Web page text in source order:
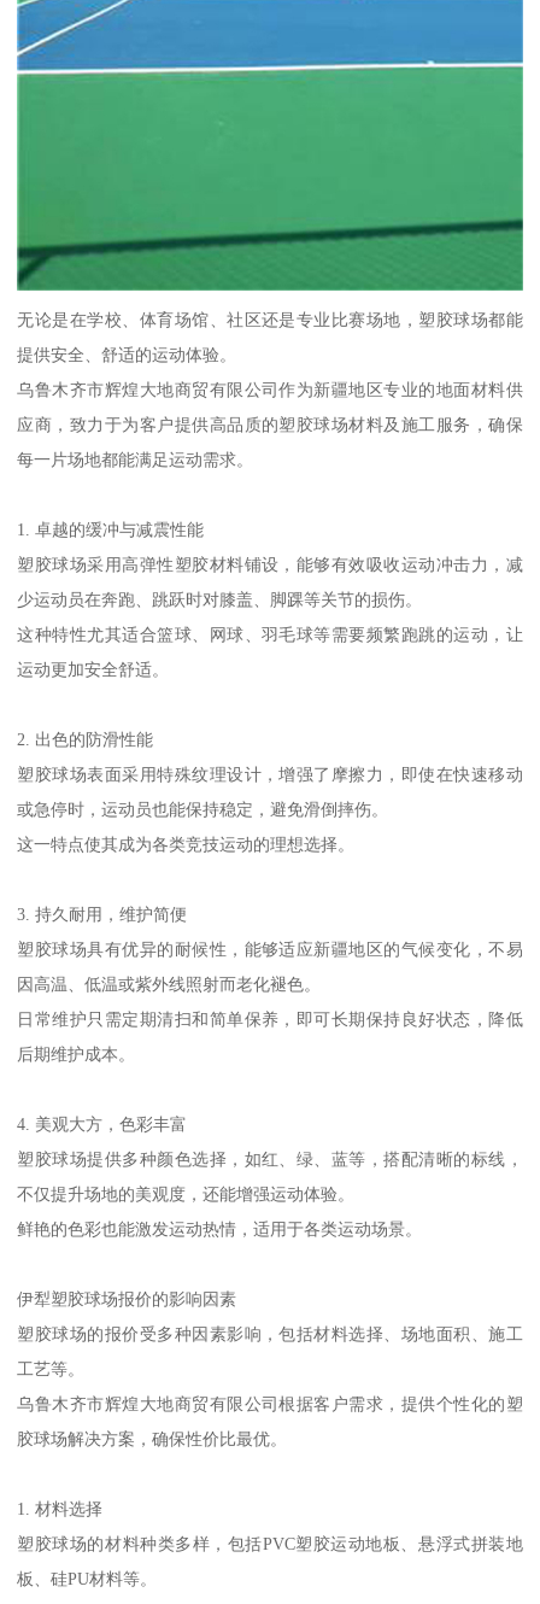
无论是在学校、体育场馆、社区还是专业比赛场地，塑胶球场都能
提供安全、舒适的运动体验。
乌鲁木齐市辉煌大地商贸有限公司作为新疆地区专业的地面材料供
应商，致力于为客户提供高品质的塑胶球场材料及施工服务，确保
每一片场地都能满足运动需求。
1. 卓越的缓冲与减震性能
塑胶球场采用高弹性塑胶材料铺设，能够有效吸收运动冲击力，减
少运动员在奔跑、跳跃时对膝盖、脚踝等关节的损伤。
这种特性尤其适合篮球、网球、羽毛球等需要频繁跑跳的运动，让
运动更加安全舒适。
2. 出色的防滑性能
塑胶球场表面采用特殊纹理设计，增强了摩擦力，即使在快速移动
或急停时，运动员也能保持稳定，避免滑倒摔伤。
这一特点使其成为各类竞技运动的理想选择。
3. 持久耐用，维护简便
塑胶球场具有优异的耐候性，能够适应新疆地区的气候变化，不易
因高温、低温或紫外线照射而老化褪色。
日常维护只需定期清扫和简单保养，即可长期保持良好状态，降低
后期维护成本。
4. 美观大方，色彩丰富
塑胶球场提供多种颜色选择，如红、绿、蓝等，搭配清晰的标线，
不仅提升场地的美观度，还能增强运动体验。
鲜艳的色彩也能激发运动热情，适用于各类运动场景。
伊犁塑胶球场报价的影响因素
塑胶球场的报价受多种因素影响，包括材料选择、场地面积、施工
工艺等。
乌鲁木齐市辉煌大地商贸有限公司根据客户需求，提供个性化的塑
胶球场解决方案，确保性价比最优。
1. 材料选择
塑胶球场的材料种类多样，包括PVC塑胶运动地板、悬浮式拼装地
板、硅PU材料等。